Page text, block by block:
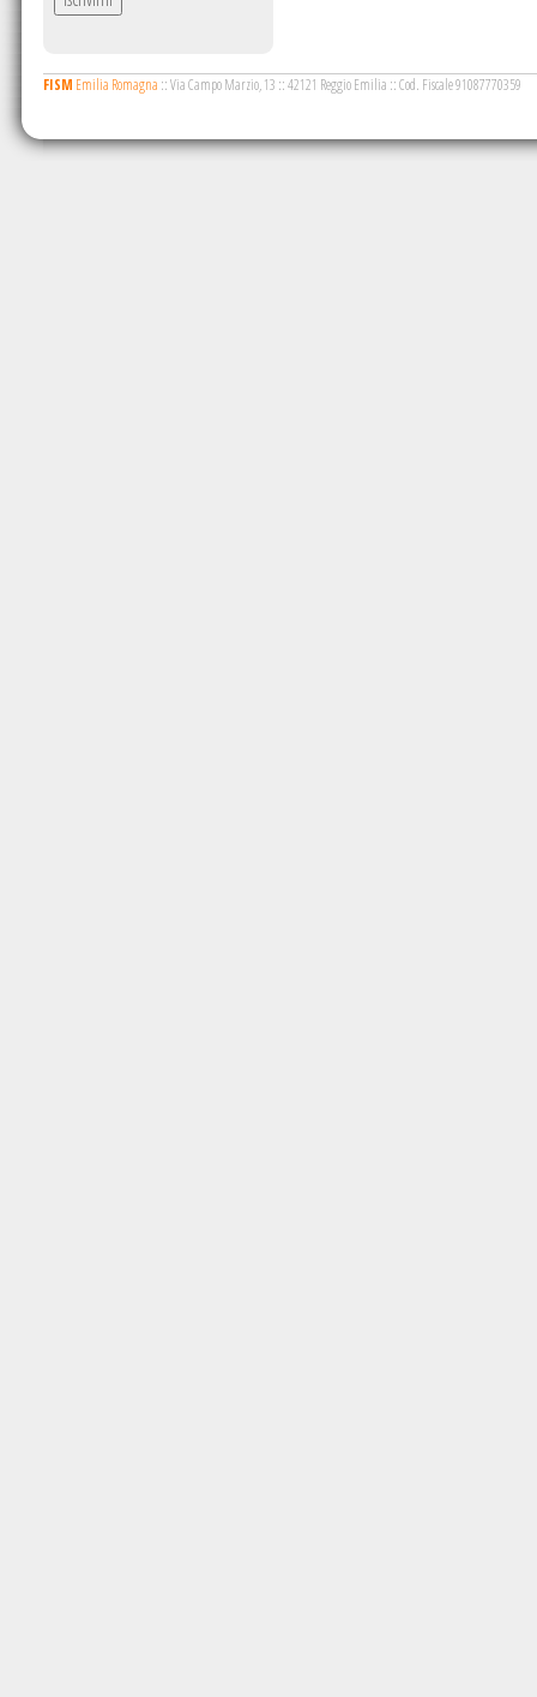
FISM Emilia Romagna ::Via Campo Marzio, 13 ::42121 Reggio Emilia ::Cod. Fiscale 91087770359